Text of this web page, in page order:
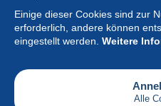
Einige dieser Cookies sind zur
erforderlich, andere können
eingestellt werden. Weitere
Alle
Neuigkeiten
Artikel
Gesellschaft